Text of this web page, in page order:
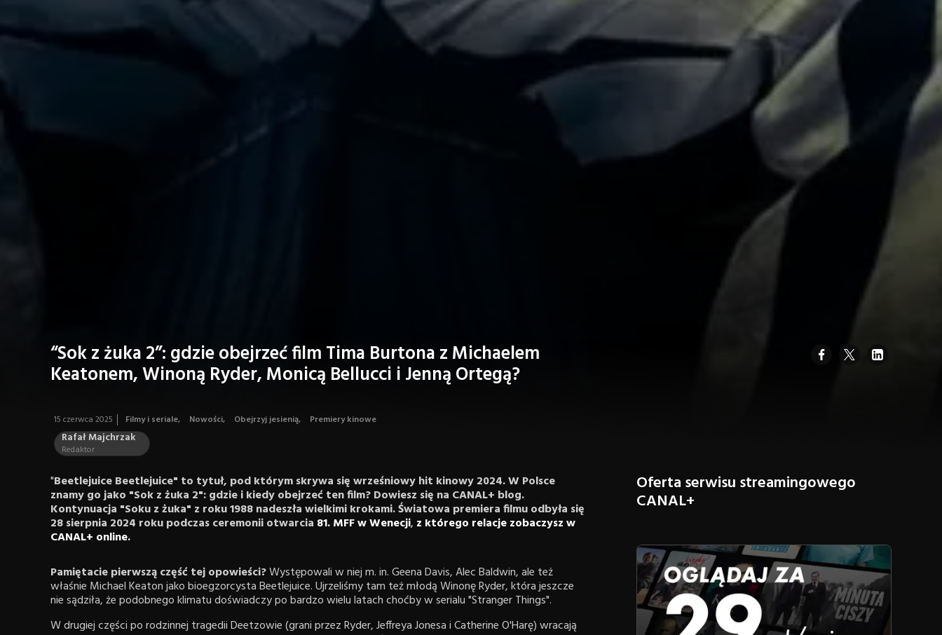
“Sok z żuka 2”: gdzie obejrzeć film Tima Burtona z Michaelem
Keatonem, Winoną Ryder, Monicą Bellucci i Jenną Ortegą?
15 czerwca 2025 Filmy i seriale, Nowości, Obejrzyj jesienią, Premiery kinowe
Rafał Majchrzak
Redaktor
"Beetlejuice Beetlejuice" to tytuł, pod którym skrywa się wrześniowy hit kinowy 2024. W Polsce
znamy go jako "Sok z żuka 2": gdzie i kiedy obejrzeć ten film? Dowiesz się na CANAL+ blog.
Kontynuacja "Soku z żuka" z roku 1988 nadeszła wielkimi krokami. Światowa premiera filmu odbyła się
28 sierpnia 2024 roku podczas ceremonii otwarcia 81. MFF w Wenecji, z którego relacje zobaczysz w
CANAL+ online.
Pamiętacie pierwszą część tej opowieści?Występowali w niej m. in. Geena Davis, Alec Baldwin, ale też
właśnie Michael Keaton jako bioegzorcysta Beetlejuice. Ujrzeliśmy tam też młodą Winonę Ryder, która jeszcze
nie sądziła, że podobnego klimatu doświadczy po bardzo wielu latach choćby w serialu "Stranger Things".
W drugiej części po rodzinnej tragedii Deetzowie (grani przez Ryder, Jeffreya Jonesa i Catherine O'Harę) wracają
Oferta serwisu streamingowego
CANAL+